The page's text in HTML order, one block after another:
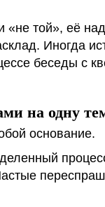
«не той», её
Иногда
беседы с
на одну
основание.